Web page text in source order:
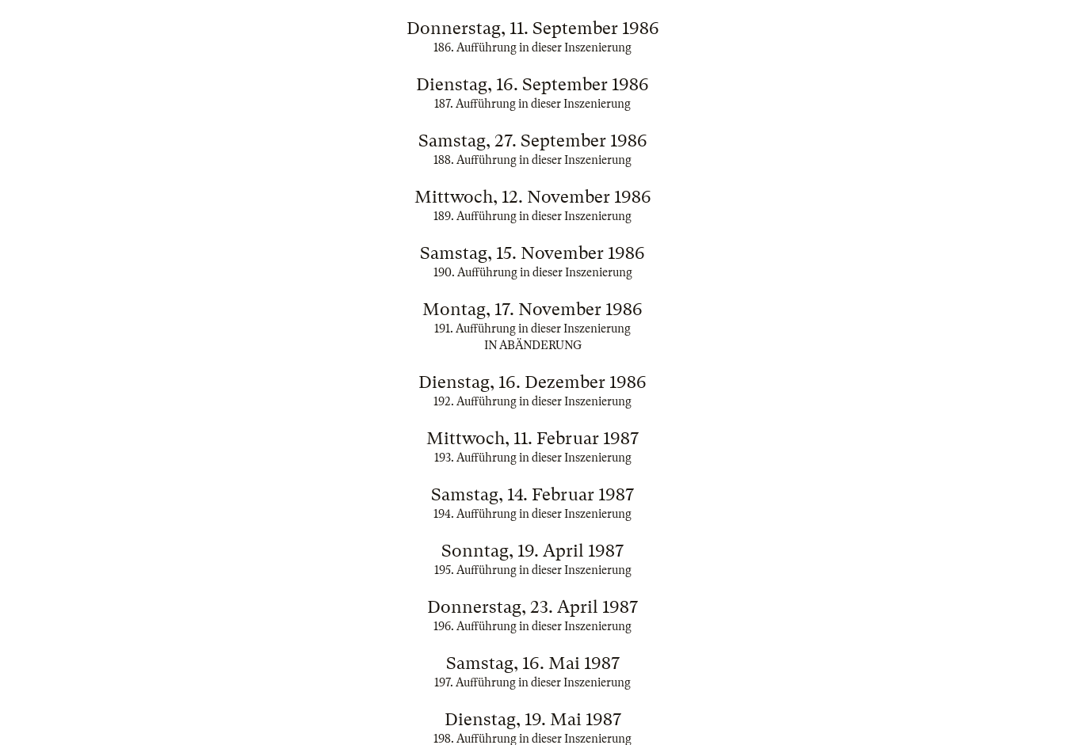
Donnerstag, 11. September 1986
186. Aufführung in dieser Inszenierung
Dienstag, 16. September 1986
187. Aufführung in dieser Inszenierung
Samstag, 27. September 1986
188. Aufführung in dieser Inszenierung
Mittwoch, 12. November 1986
189. Aufführung in dieser Inszenierung
Samstag, 15. November 1986
190. Aufführung in dieser Inszenierung
Montag, 17. November 1986
191. Aufführung in dieser Inszenierung
IN ABÄNDERUNG
Dienstag, 16. Dezember 1986
192. Aufführung in dieser Inszenierung
Mittwoch, 11. Februar 1987
193. Aufführung in dieser Inszenierung
Samstag, 14. Februar 1987
194. Aufführung in dieser Inszenierung
Sonntag, 19. April 1987
195. Aufführung in dieser Inszenierung
Donnerstag, 23. April 1987
196. Aufführung in dieser Inszenierung
Samstag, 16. Mai 1987
197. Aufführung in dieser Inszenierung
Dienstag, 19. Mai 1987
198. Aufführung in dieser Inszenierung